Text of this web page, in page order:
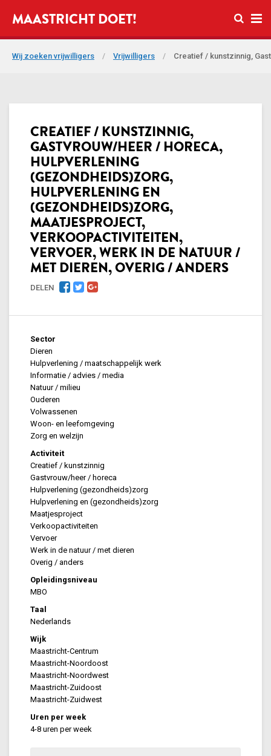
Open
MAASTRICHT DOET!
Wij zoeken vrijwilligers / Vrijwilligers / Creatief / kunstzinnig,
CREATIEF / KUNSTZINNIG,
GASTVROUW/HEER / HORECA,
HULPVERLENING
(GEZONDHEIDS)ZORG,
HULPVERLENING EN
(GEZONDHEIDS)ZORG,
MAATJESPROJECT,
VERKOOPACTIVITEITEN,
VERVOER, WERK IN DE NATUUR /
MET DIEREN, OVERIG / ANDERS
DELEN
Sector
Dieren
Hulpverlening / maatschappelijk werk
Informatie / advies / media
Natuur / milieu
Ouderen
Volwassenen
Woon- en leefomgeving
Zorg en welzijn
Activiteit
Creatief / kunstzinnig
Gastvrouw/heer / horeca
Hulpverlening (gezondheids)zorg
Hulpverlening en (gezondheids)zorg
Maatjesproject
Verkoopactiviteiten
Vervoer
Werk in de natuur / met dieren
Overig / anders
Opleidingsniveau
MBO
Taal
Nederlands
Wijk
Maastricht-Centrum
Maastricht-Noordoost
Maastricht-Noordwest
Maastricht-Zuidoost
Maastricht-Zuidwest
Uren per week
4-8 uren per week